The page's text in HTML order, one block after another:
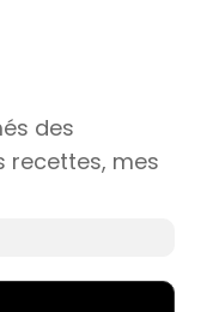
des
recettes, mes